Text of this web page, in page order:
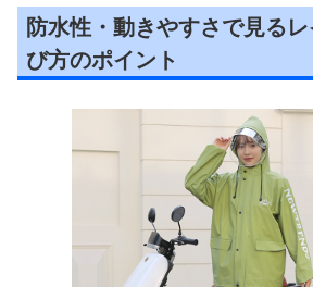
防水性・動きやすさで見る
び方のポイント